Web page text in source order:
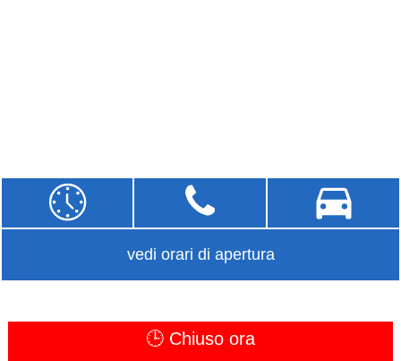
vedi orari di apertura
🕒 Chiuso ora